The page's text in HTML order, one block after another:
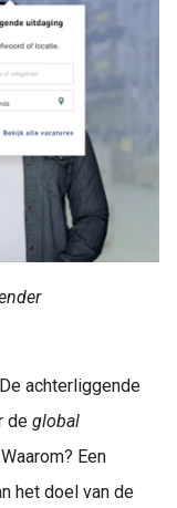
achterliggende
de global
Een
het doel van de